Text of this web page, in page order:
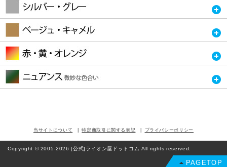
当サイトについて 特定商取引に関する表記 プライバシーポリシー
Copyright © 2005-2026 [公式]ライオン屋ドットコム All rights reserved.
PAGETOP